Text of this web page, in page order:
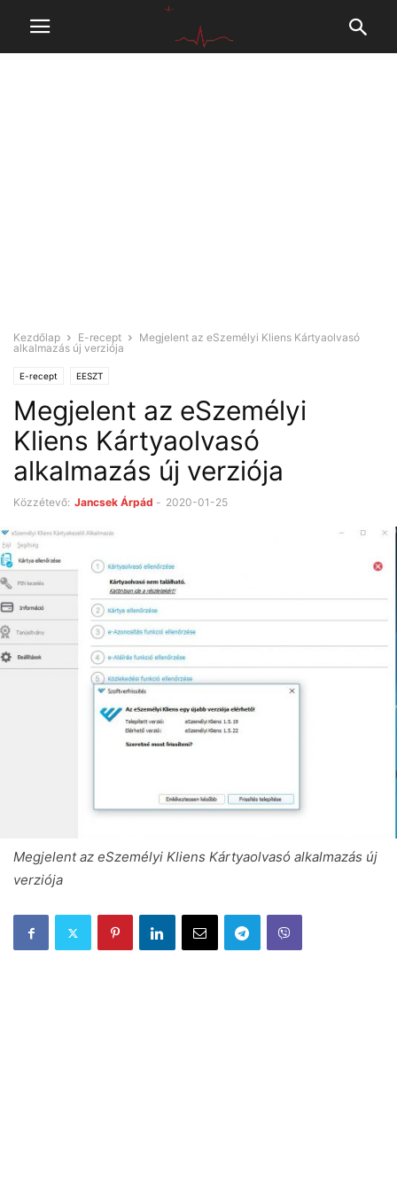
Kezdőlap E-recept
Megjelent az eSzemélyi Kliens Kártyaolvasó
alkalmazás új verziója
E-recept EESZT
Megjelent az eSzemélyi
Kliens Kártyaolvasó
alkalmazás új verziója
Közzétevő: Jancsek Árpád - 2020-01-25
Megjelent az eSzemélyi Kliens Kártyaolvasó alkalmazás új
verziója